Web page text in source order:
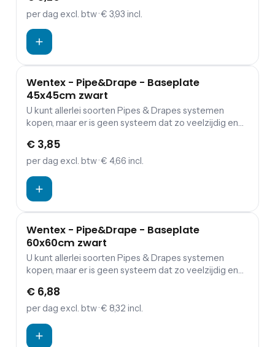
systeem veel gemakkelijker te verplaatsen dan welk
decoratief. Dat alles maakt het de nummer 1 keuze
voor theaters, evenementen, bedrijfspanden,
tentoonstellingen en nog veel meer.
per dag excl. btw· € 3,93 incl.
Wentex - Pipe&Drape - Baseplate
45x45cm zwart
U kunt allerlei soorten Pipes & Drapes systemen
kopen, maar er is geen systeem dat zo veelzijdig en
Drapes. Door pure innovaties is ons Pipes & Drapes
systeem veel gemakkelijker te verplaatsen dan welk
decoratief. Dat alles maakt het de nummer 1 keuze
voor theaters, evenementen, bedrijfspanden,
tentoonstellingen en nog veel meer.
€ 3,85
per dag excl. btw· € 4,66 incl.
Wentex - Pipe&Drape - Baseplate
60x60cm zwart
U kunt allerlei soorten Pipes & Drapes systemen
kopen, maar er is geen systeem dat zo veelzijdig en
Drapes. Door pure innovaties is ons Pipes & Drapes
systeem veel gemakkelijker te verplaatsen dan welk
decoratief. Dat alles maakt het de nee. 1 keuze voor
theaters, evenementen, bedrijfspanden,
€ 6,88
per dag excl. btw· € 8,32 incl.